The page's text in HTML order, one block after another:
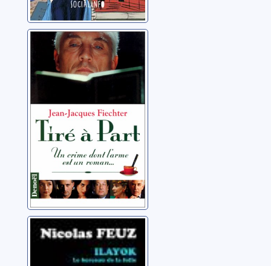
Tiré à part
Fiechter, Jean-Jacques
La trilogie
massaï: [02]:
Ilayok: le berceau